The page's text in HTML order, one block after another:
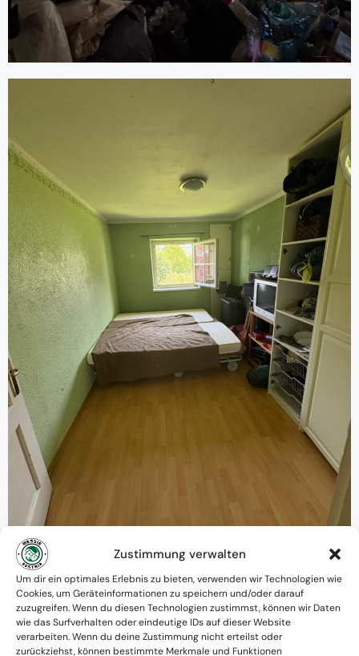
Zustimmung verwalten
Um dir ein optimales Erlebnis zu bieten, verwenden wir Technologien wie
Cookies, um Geräteinformationen zu speichern und/oder darauf
zuzugreifen. Wenn du diesen Technologien zustimmst, können wir Daten
wie das Surfverhalten oder eindeutige IDs auf dieser Website
verarbeiten. Wenn du deine Zustimmung nicht erteilst oder
zurückziehst, können bestimmte Merkmale und Funktionen
Warum MessieAustria ?
Ein Team mit psychologischem
Verständnis und praktischem Know-how